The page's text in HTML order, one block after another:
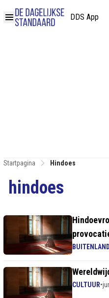
DDS App
Startpagina Hindoes
hindoes
BUITENLAND
CULTUUR•